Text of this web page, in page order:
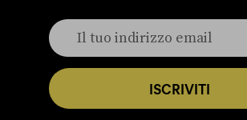
ISCRIVITI